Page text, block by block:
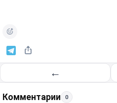
←
Комментарии 0